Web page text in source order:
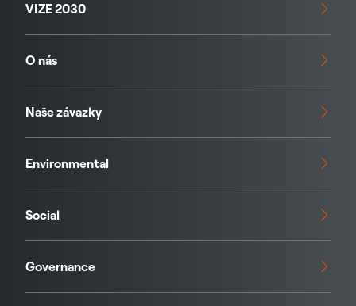
VIZE 2030
O nás
Naše závazky
Environmental
Social
Governance